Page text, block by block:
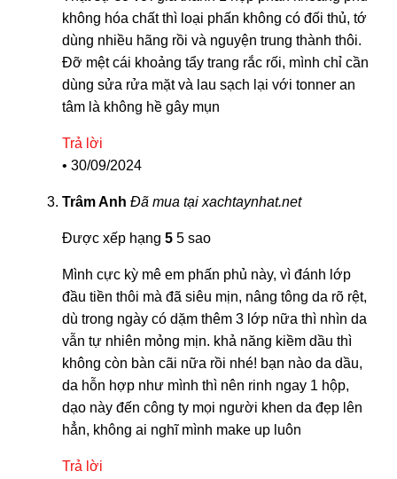
không hóa chất thì loại phấn không có đối thủ, tớ
dùng nhiều hãng rồi và nguyện trung thành thôi.
Đỡ mệt cái khoảng tẩy trang rắc rối, mình chỉ cần
dùng sửa rửa mặt và lau sạch lại với tonner an
tâm là không hề gây mụn
Trả lời
• 30/09/2024
Trâm Anh Đã mua tại xachtaynhat.net
Được xếp hạng 5 5 sao
Mình cực kỳ mê em phấn phủ này, vì đánh lớp
đầu tiền thôi mà đã siêu mịn, nâng tông da rõ rệt,
dù trong ngày có dặm thêm 3 lớp nữa thì nhìn da
vẫn tự nhiên mỏng mịn. khả năng kiềm dầu thì
không còn bàn cãi nữa rồi nhé! bạn nào da dầu,
da hỗn hợp như mình thì nên rinh ngay 1 hộp,
dạo này đến công ty mọi người khen da đẹp lên
hẳn, không ai nghĩ mình make up luôn
Trả lời